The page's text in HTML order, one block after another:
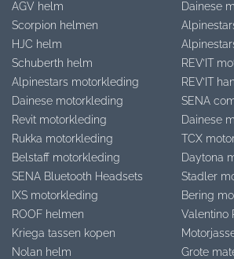
AGV helm
Scorpion helmen
HJC helm
Schuberth helm
Alpinestars motorkleding
Dainese motorkleding
Revit motorkleding
Rukka motorkleding
Belstaff motorkleding
SENA Bluetooth Headsets
IXS motorkleding
ROOF helmen
Kriega tassen kopen
Nolan helm
Dainese
REV’IT
REV’IT
SENA
Dainese
TCX
Daytona
Stadler
Bering
Valentino
Grote